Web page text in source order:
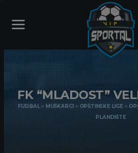
FK “MLADOST”
FUDBAL» MUŠKARCI » OPŠTINSKE LIGE»
PLANDIŠTE